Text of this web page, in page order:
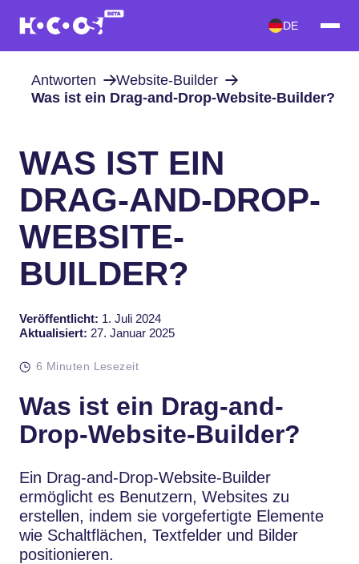
DE
Antworten
Website-Builder
Was ist ein Drag-and-Drop-Website-Builder?
WAS IST EIN
DRAG-AND-DROP-
WEBSITE-
BUILDER?
Veröffentlicht: 1. Juli 2024
Aktualisiert: 27. Januar 2025
6 Minuten Lesezeit
Was ist ein Drag-and-
Drop-Website-Builder?
Ein Drag-and-Drop-Website-Builder
ermöglicht es Benutzern, Websites zu
erstellen, indem sie vorgefertigte Elemente
wie Schaltflächen, Textfelder und Bilder
positionieren.